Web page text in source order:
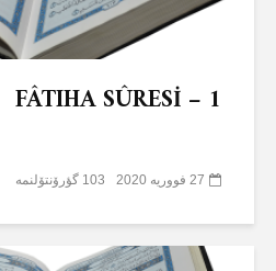
FÂTIHA SÛRESİ – 1
27 فووریه 2020 103 گؤرۆنتۆلنمە